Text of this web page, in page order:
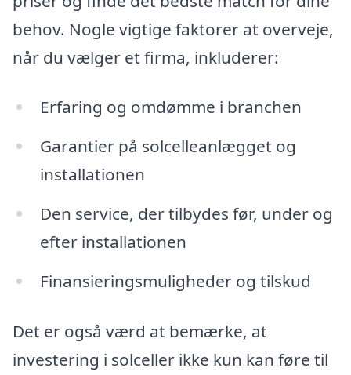
behov. Nogle vigtige faktorer at overveje,
når du vælger et firma, inkluderer:
Erfaring og omdømme i branchen
Garantier på solcelleanlægget og
installationen
Den service, der tilbydes før, under og
efter installationen
Finansieringsmuligheder og tilskud
Det er også værd at bemærke, at
investering i solceller ikke kun kan føre til